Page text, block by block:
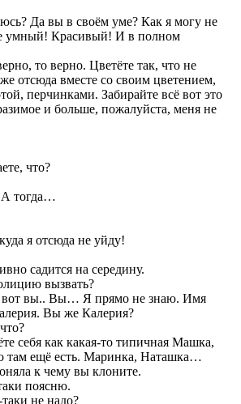
Да вы в своём уме? Как я могу не
умный! Красивый! И в полном
то верно. Цветёте так, что не
отсюда вместе со своим цветением,
перчинками. Забирайте всё вот это
и больше, пожалуйста, меня не
что?
тогда…
я отсюда не уйду!
садится на середину.
вызвать?
вот вы.. Вы… Я прямо не знаю. Имя
Вы же Калерия?
себя как какая-то типичная Машка,
там ещё есть. Маринка, Наташка…
к чему вы клоните.
поясню.
не надо?